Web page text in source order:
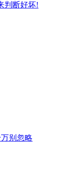
判断好坏!
别忽略